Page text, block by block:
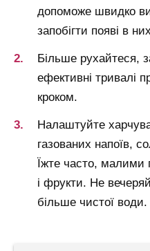
допоможе швидко
запобігти появі в
Більше рухайтеся,
ефективні тривалі
кроком.
Налаштуйте
газованих напоїв,
Їжте часто, малими
і фрукти. Не
більше чистої води.